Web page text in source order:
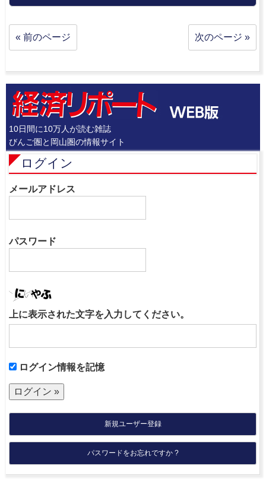
« 前のページ 次のページ »
10日間に10万人が読む雑誌
びんご圏と岡山圏の情報サイト
ログイン
メールアドレス
パスワード
上に表示された文字を入力してください。
ログイン情報を記憶
新規ユーザー登録
パスワードをお忘れですか ?